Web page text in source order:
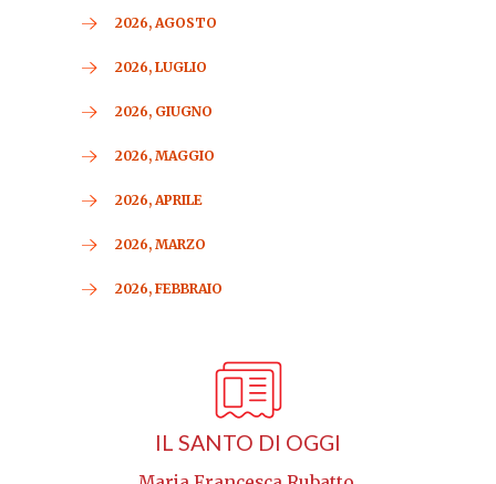
2026, AGOSTO
2026, LUGLIO
2026, GIUGNO
2026, MAGGIO
2026, APRILE
2026, MARZO
2026, FEBBRAIO
IL SANTO DI OGGI